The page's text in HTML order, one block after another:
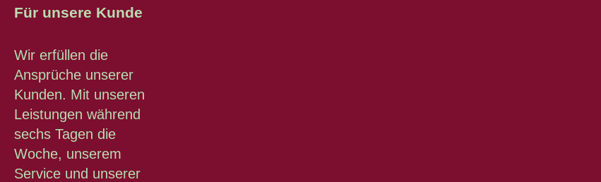
Für unsere Kunde
Wir erfüllen die
Ansprüche unserer
Kunden. Mit unseren
Leistungen während
sechs Tagen die
Woche, unserem
Service und unserer